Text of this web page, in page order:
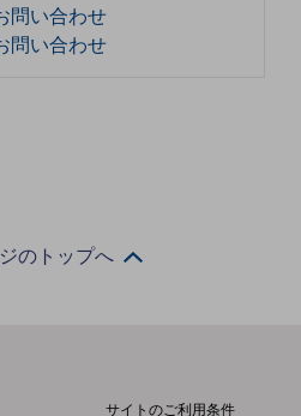
問い合わせ
問い合わせ
のトップへ
サイトのご利用条件